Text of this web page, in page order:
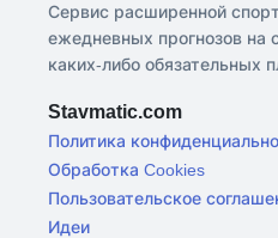
Сервис расширенной
ежедневных прогнозов на
каких-либо обязательных
Stavmatic.com
Политика
Обработка Cookies
Пользовательское
Идеи